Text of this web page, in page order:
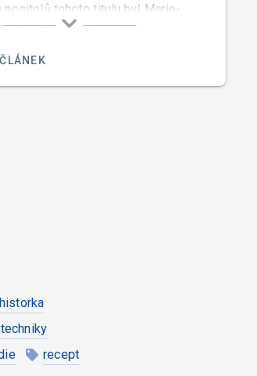
nositelů tohoto titulu byl Marie-
historka
recept